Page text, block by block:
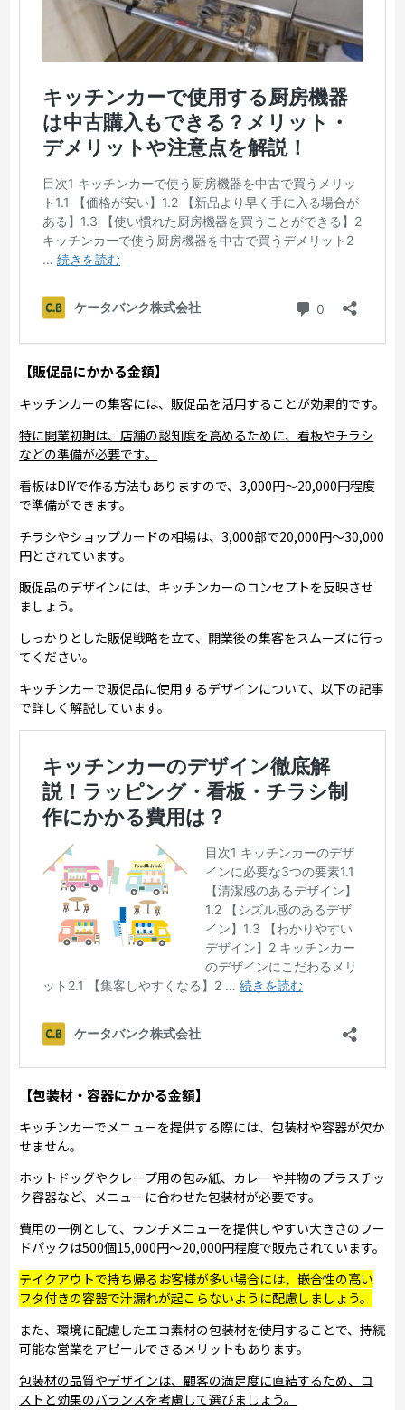
【販促品にかかる金額】
キッチンカーの集客には、販促品を活用することが効果的です。
特に開業初期は、店舗の認知度を高めるために、看板やチラシ
などの準備が必要です。
看板はDIYで作る方法もありますので、3,000円～20,000円程度
で準備ができます。
チラシやショップカードの相場は、3,000部で20,000円～30,000
円とされています。
販促品のデザインには、キッチンカーのコンセプトを反映させ
ましょう。
しっかりとした販促戦略を立て、開業後の集客をスムーズに行っ
てください。
キッチンカーで販促品に使用するデザインについて、以下の記事
で詳しく解説しています。
【包装材・容器にかかる金額】
キッチンカーでメニューを提供する際には、包装材や容器が欠か
せません。
ホットドッグやクレープ用の包み紙、カレーや丼物のプラスチッ
ク容器など、メニューに合わせた包装材が必要です。
費用の一例として、ランチメニューを提供しやすい大きさのフー
ドパックは500個15,000円～20,000円程度で販売されています。
テイクアウトで持ち帰るお客様が多い場合には、嵌合性の高い
フタ付きの容器で汁漏れが起こらないように配慮しましょう。
また、環境に配慮したエコ素材の包装材を使用することで、持続
可能な営業をアピールできるメリットもあります。
包装材の品質やデザインは、顧客の満足度に直結するため、コ
ストと効果のバランスを考慮して選びましょう。